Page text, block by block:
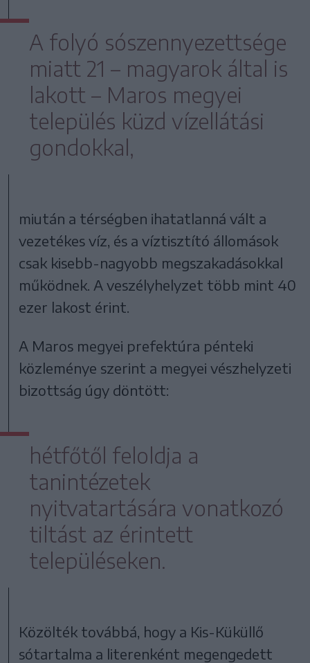
A folyó sószennyezettsége
miatt 21 – magyarok által is
lakott – Maros megyei
település küzd vízellátási
gondokkal,
miután a térségben ihatatlanná vált a
vezetékes víz, és a víztisztító állomások
csak kisebb-nagyobb megszakadásokkal
működnek. A veszélyhelyzet több mint 40
ezer lakost érint.
A Maros megyei prefektúra pénteki
közleménye szerint a megyei vészhelyzeti
bizottság úgy döntött:
hétfőtől feloldja a
tanintézetek
nyitvatartására vonatkozó
tiltást az érintett
településeken.
Közölték továbbá, hogy a Kis-Küküllő
sótartalma a literenként megengedett